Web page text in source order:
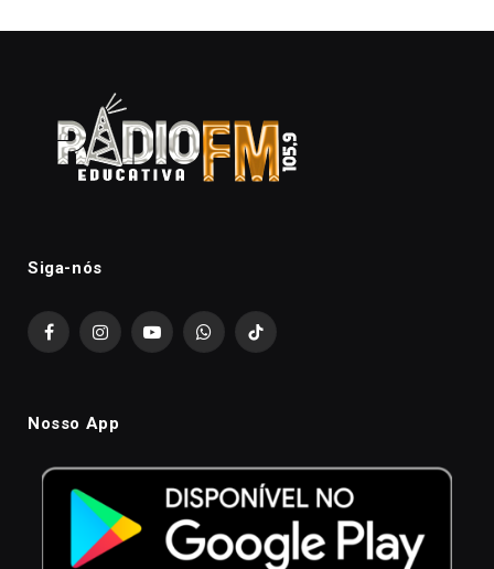
Siga-nós
FacebookInstagramYouTubeWhatsAppTikTok
Nosso App